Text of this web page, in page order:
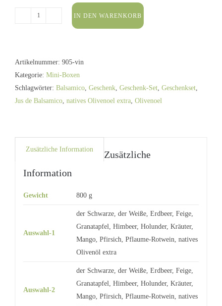
Mini
vintage
Menge
IN DEN WARENKORB
Artikelnummer: 905-vin
Kategorie: Mini-Boxen
Schlagwörter: Balsamico, Geschenk, Geschenk-Set, Geschenkset,
Jus de Balsamico, natives Olivenoel extra, Olivenoel
Zusätzliche Information
Zusätzliche
Information
Gewicht 800 g
Auswahl-1
der Schwarze, der Weiße, Erdbeer, Feige,
Granatapfel, Himbeer, Holunder, Kräuter,
Mango, Pfirsich, Pflaume-Rotwein, natives
Olivenöl extra
Auswahl-2
der Schwarze, der Weiße, Erdbeer, Feige,
Granatapfel, Himbeer, Holunder, Kräuter,
Mango, Pfirsich, Pflaume-Rotwein, natives